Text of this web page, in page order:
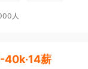
人
40k·14薪